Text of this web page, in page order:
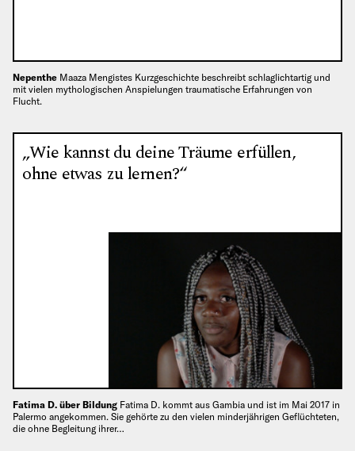
Nepenthe Maaza Mengistes Kurzgeschichte beschreibt schlaglichtartig und
mit vielen mythologischen Anspielungen traumatische Erfahrungen von
Flucht.
„Wie kannst du deine Träume erfüllen,
ohne etwas zu lernen?“
Fatima D. über Bildung Fatima D. kommt aus Gambia und ist im Mai 2017 in
Palermo angekommen. Sie gehörte zu den vielen minderjährigen Geflüchteten,
die ohne Begleitung ihrer…